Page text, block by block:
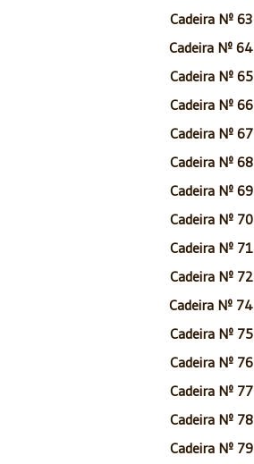
Cadeira Nº 63
Cadeira Nº 64
Cadeira Nº 65
Cadeira Nº 66
Cadeira Nº 67
Cadeira Nº 68
Cadeira Nº 69
Cadeira Nº 70
Cadeira Nº 71
Cadeira Nº 72
Cadeira Nº 74
Cadeira Nº 75
Cadeira Nº 76
Cadeira Nº 77
Cadeira Nº 78
Cadeira Nº 79